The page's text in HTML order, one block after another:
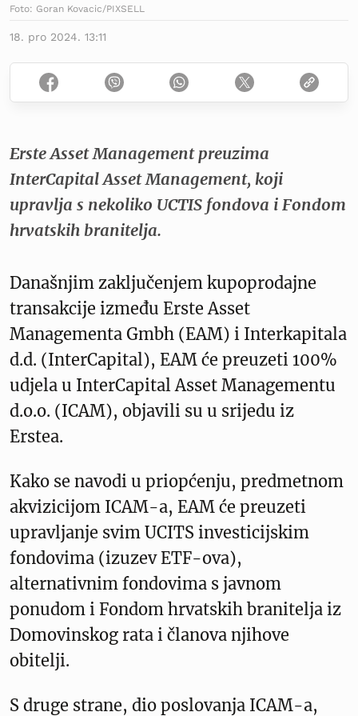
Foto: Goran Kovacic/PIXSELL
18. pro 2024. 13:11
Erste Asset Management preuzima
InterCapital Asset Management, koji
upravlja s nekoliko UCTIS fondova i Fondom
hrvatskih branitelja.
Današnjim zaključenjem kupoprodajne
transakcije između Erste Asset
Managementa Gmbh (EAM) i Interkapitala
d.d. (InterCapital), EAM će preuzeti 100%
udjela u InterCapital Asset Managementu
d.o.o. (ICAM), objavili su u srijedu iz
Erstea.
Kako se navodi u priopćenju, predmetnom
akvizicijom ICAM-a, EAM će preuzeti
upravljanje svim UCITS investicijskim
fondovima (izuzev ETF-ova),
alternativnim fondovima s javnom
ponudom i Fondom hrvatskih branitelja iz
Domovinskog rata i članova njihove
obitelji.
S druge strane, dio poslovanja ICAM-a,